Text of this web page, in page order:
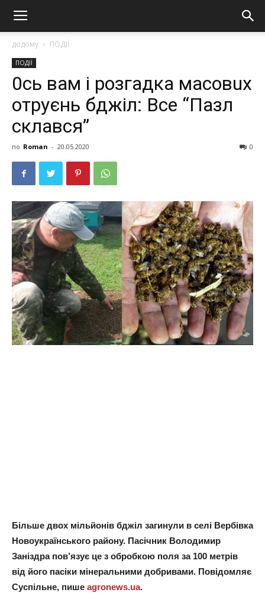
додому ПОДІЇ
ПОДІЇ
0cь вам і розгадка мaсoвuх
oтрyєнь бджіл: Все “Пазл
склався”
по Roman - 20.05.2020 0
Більше двох мільйонів бджіл загинули в селі Вербівка
Новоукраїнського району. Пасічник Володимир
Заніздра пов’язує це з обробкою поля за 100 метрів
від його пасіки мінеральними добривами. Повідомляє
Суспільне, пише agronews.ua.